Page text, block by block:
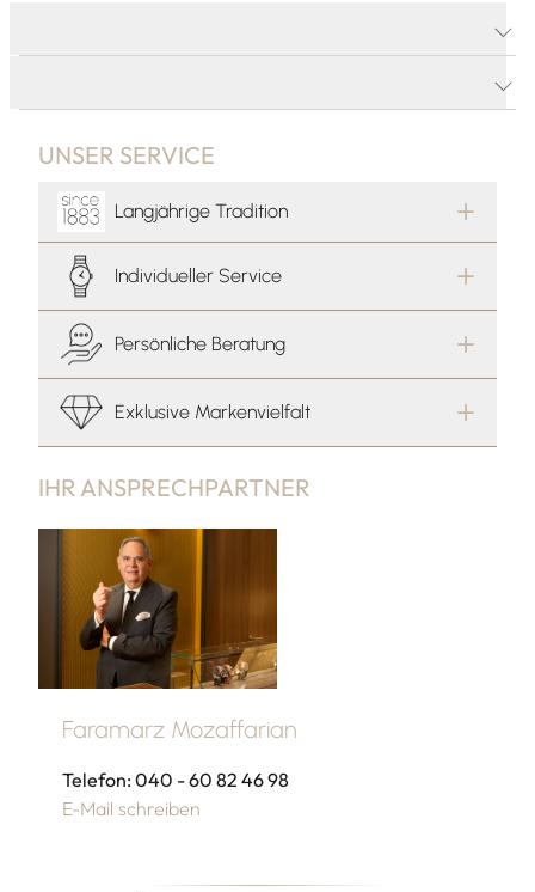
IHR ANSPRECHPARTNER
Faramarz Mozaffarian
Telefon: 040 - 60 82 46 98
E-Mail schreiben
UNSER SERVICE
Langjährige Tradition
Individueller Service
Persönliche Beratung
Exklusive Markenvielfalt